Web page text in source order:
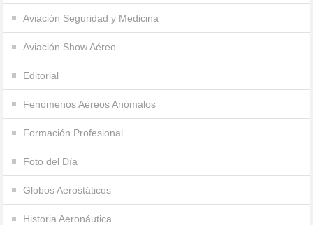
Aviación Seguridad y Medicina
Aviación Show Aéreo
Editorial
Fenómenos Aéreos Anómalos
Formación Profesional
Foto del Día
Globos Aerostáticos
Historia Aeronáutica